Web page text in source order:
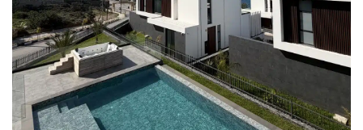
Immobilien
Wohnung Nordzypern